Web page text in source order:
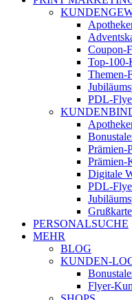
Coupon-
Top-100-
Themen-
PDL-
Prämien-
Prämien-
Digitale
PDL-
PERSONALSUCHE
MEHR
BLOG
KUNDEN-
Flyer-